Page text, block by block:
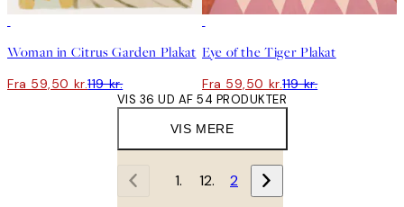
Woman in Citrus Garden Plakat
Fra 59,50 kr.119 kr.
Eye of the Tiger Plakat
Fra 59,50 kr.119 kr.
VIS MERE
VIS 36 UD AF 54 PRODUKTER
1 2